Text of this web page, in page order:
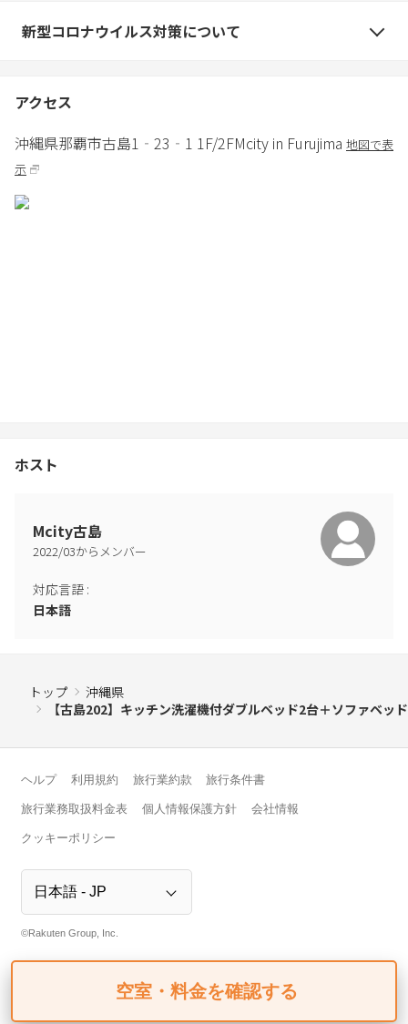
新型コロナウイルス対策について
アクセス
沖縄県那覇市古島1‐23‐1 1F/2FMcity in Furujima 地図で表
示
ホスト
Mcity古島
2022/03からメンバー
対応言語 :
日本語
空室・料金を確認する
トップ
沖縄県
【古島202】キッチン洗濯機付ダブルベッド2台＋ソファベッド
ヘルプ 利用規約 旅行業約款 旅行条件書
旅行業務取扱料金表 個人情報保護方針 会社情報
クッキーポリシー
©Rakuten Group, Inc.